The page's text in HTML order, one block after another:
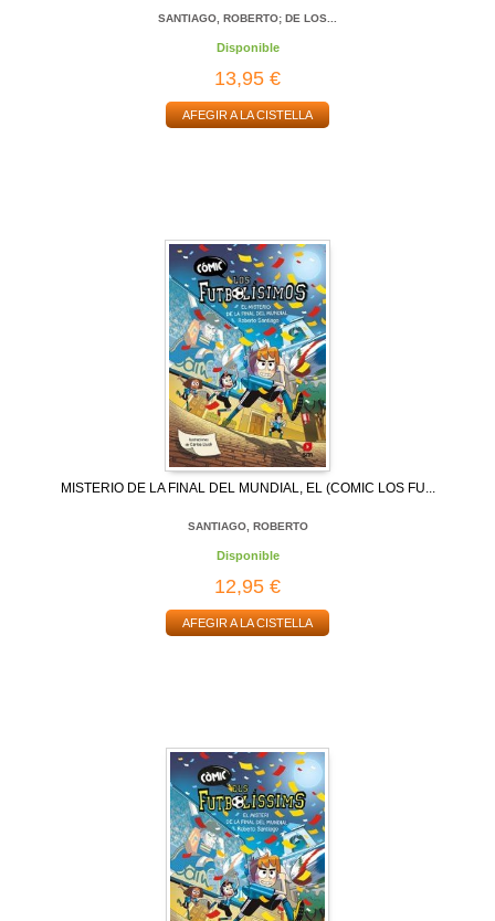
SANTIAGO, ROBERTO; DE LOS...
Disponible
13,95 €
AFEGIR A LA CISTELLA
MISTERIO DE LA FINAL DEL MUNDIAL, EL (COMIC LOS FU...
SANTIAGO, ROBERTO
Disponible
12,95 €
AFEGIR A LA CISTELLA